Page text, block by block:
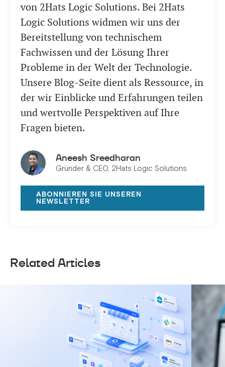
von 2Hats Logic Solutions. Bei 2Hats
Logic Solutions widmen wir uns der
Bereitstellung von technischem
Fachwissen und der Lösung Ihrer
Probleme in der Welt der Technologie.
Unsere Blog-Seite dient als Ressource, in
der wir Einblicke und Erfahrungen teilen
und wertvolle Perspektiven auf Ihre
Fragen bieten.
Aneesh Sreedharan
Gründer & CEO, 2Hats Logic Solutions
ABONNIEREN SIE UNSEREN
NEWSLETTER
Related Articles